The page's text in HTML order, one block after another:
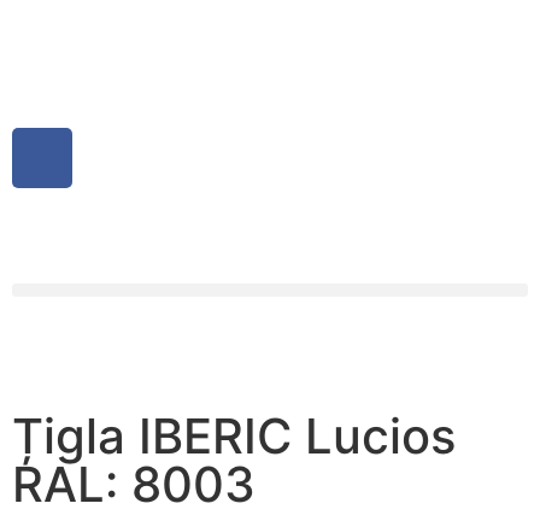
Țigla IBERIC Lucios
RAL: 8003